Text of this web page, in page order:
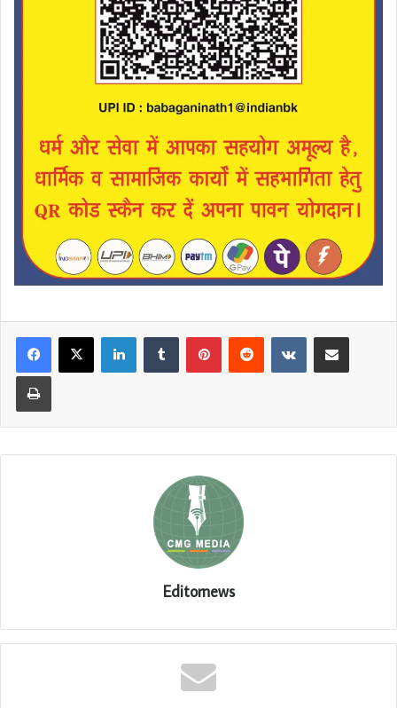
LinkedInTumblr PinterestReddit VKontakteShare via Email
Print
Editornews